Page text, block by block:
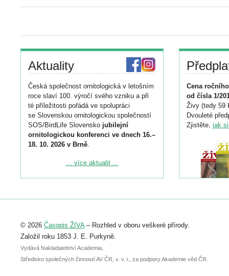
Aktuality
Česká společnost ornitologická v letošním
roce slaví 100. výročí svého vzniku a při
té příležitosti pořádá ve spolupráci
se Slovenskou ornitologickou společností
SOS/BirdLife Slovensko jubilejní
ornitologickou konferenci ve dnech 16.–
18. 10. 2026 v Brně.
Podrobnější informace ke konferenci
Registrovat se můžete do 6. září.
abstraktu přihlášené přednášky nebo
posteru je už 30. června.
... více aktualit ...
Cena
od čísla 1/
Živy (tedy 59
Dvouleté
Zjistěte, jak
© 2026 Časopis ŽIVA– Rozhled v oboru veškeré přírody.
Založil roku 1853 J. E. Purkyně.
Vydává Nakladatelství Academia,
Středisko společných činností AV ČR, v. v. i., za podpory Akademie věd ČR.